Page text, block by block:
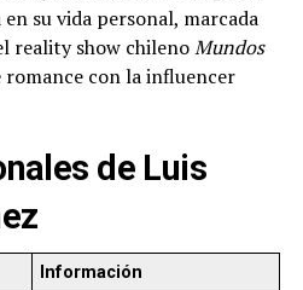
su vida personal, marcada
reality show chilenoMundos
con la influencer
de Luis
Información